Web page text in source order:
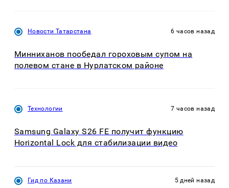
Новости Татарстана 6 часов назад
Минниханов пообедал гороховым супом на
полевом стане в Нурлатском районе
Технологии 7 часов назад
Samsung Galaxy S26 FE получит функцию
Horizontal Lock для стабилизации видео
Гид по Казани 5 дней назад